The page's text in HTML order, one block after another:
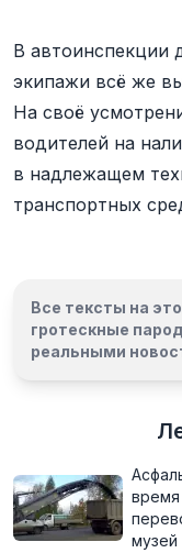
В автоинспекции
экипажи всё же
На своё
водителей на
в надлежащем
транспортных
Все тексты на
гротескные
реальными
время
музей